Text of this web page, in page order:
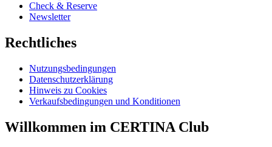
Check & Reserve
Newsletter
Rechtliches
Nutzungsbedingungen
Datenschutzerklärung
Hinweis zu Cookies
Verkaufsbedingungen und Konditionen
Willkommen im CERTINA Club